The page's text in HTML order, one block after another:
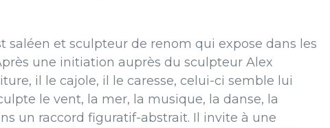
saléen et sculpteur de renom qui expose dans les
une initiation auprès du sculpteur Alex
il le cajole, il le caresse, celui-ci semble lui
le vent, la mer, la musique, la danse, la
un raccord figuratif-abstrait. Il invite à une